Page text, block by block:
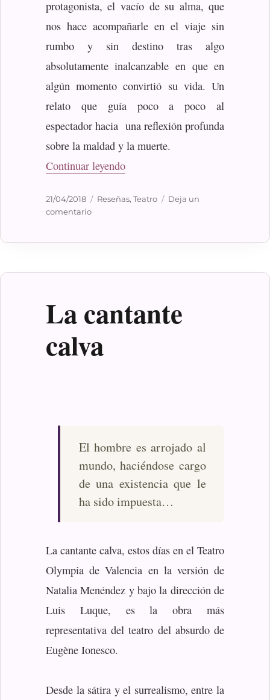
protagonista, el vacío de su alma, que
nos hace acompañarle en el viaje sin
rumbo y sin destino tras algo
absolutamente inalcanzable en que en
algún momento convirtió su vida. Un
relato que guía poco a poco al
espectador hacia una reflexión profunda
sobre la maldad y la muerte.
Continuar leyendo«Moby Dick»
Publicado
el
21/04/2018 Categorías
Reseñas, Teatro
Deja un
comentarioen
La cantante
calva
El hombre es arrojado al
mundo, haciéndose cargo
de una existencia que le
ha sido impuesta…
La cantante calva, estos días en el Teatro
Olympia de Valencia en la versión de
Natalia Menéndez y bajo la dirección de
Luis Luque, es la obra más
representativa del teatro del absurdo de
Eugène Ionesco.
Desde la sátira y el surrealismo, entre la